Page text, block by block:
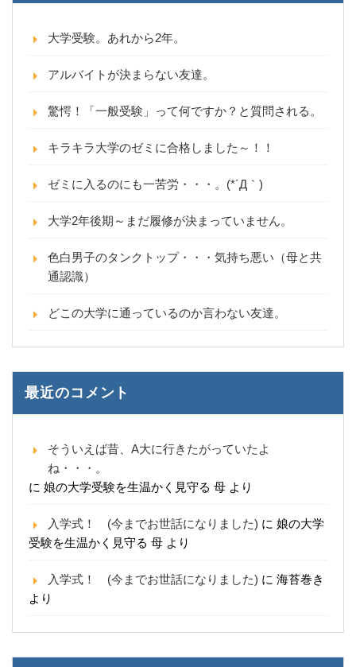
大学受験。あれから2年。
アルバイトが決まらない友達。
驚愕！「一般受験」って何ですか？と質問される。
キラキラ大学のゼミに合格しました～！！
ゼミに入るのにも一苦労・・・。(*´Д｀)
大学2年後期～まだ履修が決まっていません。
色白男子のタンクトップ・・・気持ち悪い（母と共
通認識）
どこの大学に通っているのか言わない友達。
最近のコメント
そういえば昔、A大に行きたがっていたよ
ね・・・。
に 娘の大学受験を生温かく見守る 母 より
入学式！ (今までお世話になりました) に 娘の大学
受験を生温かく見守る 母 より
入学式！ (今までお世話になりました) に 海苔巻き
より